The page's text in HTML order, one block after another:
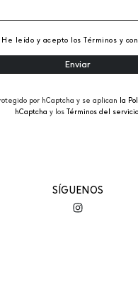
He leído y acepto los Términos y
por hCaptcha y se aplican la
hCaptcha y los Términos del
SÍGUENOS